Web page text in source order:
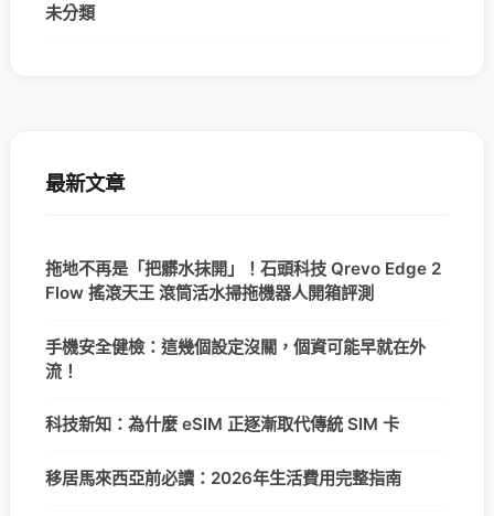
未分類
最新文章
拖地不再是「把髒水抹開」！石頭科技 Qrevo Edge 2
Flow 搖滾天王 滾筒活水掃拖機器人開箱評測
手機安全健檢：這幾個設定沒關，個資可能早就在外
流！
科技新知：為什麼 eSIM 正逐漸取代傳統 SIM 卡
移居馬來西亞前必讀：2026年生活費用完整指南